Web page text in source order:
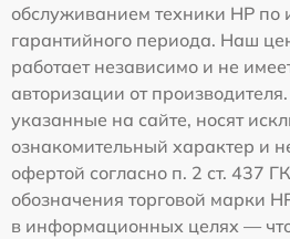
обслуживанием техники HP по
гарантийного периода. Наш
работает независимо и не
авторизации от
указанные на сайте, носят
ознакомительный характер и
офертой согласно п. 2 ст. 437
обозначения торговой марки
в информационных целях —